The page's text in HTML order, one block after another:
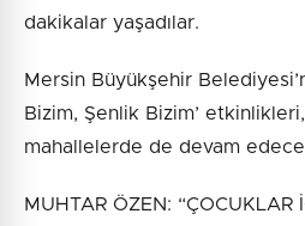
dakikalar yaşadılar.
Mersin Büyükşehir
Bizim, Şenlik Bizim’
mahallelerde de devam
MUHTAR ÖZEN: “ÇOCUKLAR